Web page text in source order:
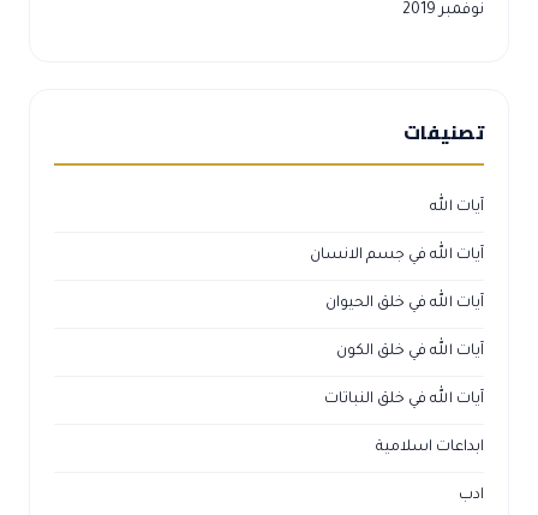
نوفمبر 2019
تصنيفات
آيات الله
آيات الله في جسم الانسان
آيات الله في خلق الحيوان
آيات الله في خلق الكون
آيات الله في خلق النباتات
ابداعات اسلامية
ادب